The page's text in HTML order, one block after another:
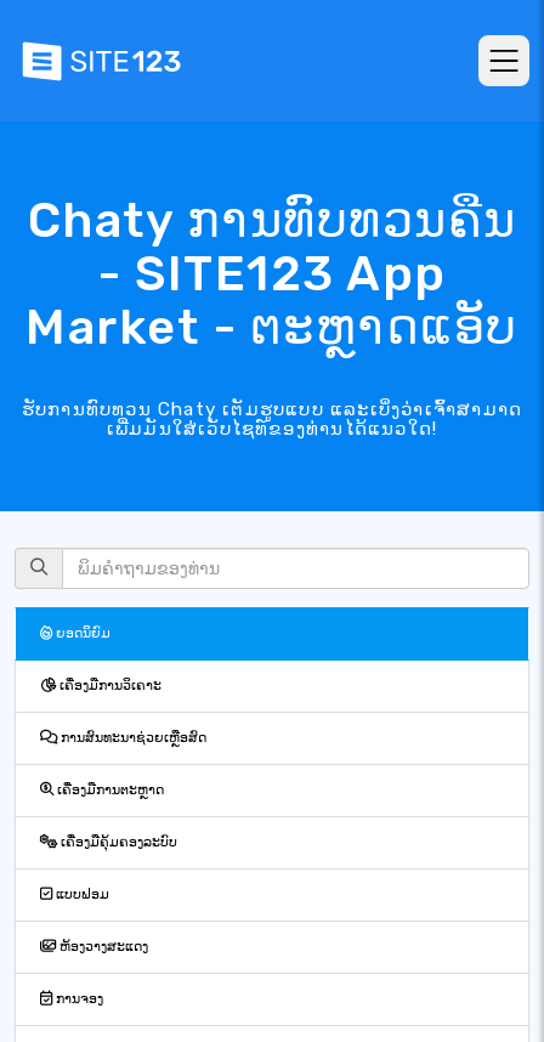
Chaty ການທົບທວນຄືນ
- SITE123 App
Market - ຕະຫຼາດແອັບ
ຮັບການທົບທວນ Chaty ເຕັມຮູບແບບ ແລະເບິ່ງວ່າເຈົ້າສາມາດ
ເພີ່ມມັນໃສ່ເວັບໄຊທ໌ຂອງທ່ານໄດ້ແນວໃດ!
ຍອດນິຍົມ
ເຄື່ອງມືການວິເຄາະ
ການສົນທະນາຊ່ວຍເຫຼືອສົດ
ເຄື່ອງມືການຕະຫຼາດ
ເຄື່ອງມືຄຸ້ມຄອງລະບົບ
ແບບຟອມ
ຫ້ອງວາງສະແດງ
ການຈອງ